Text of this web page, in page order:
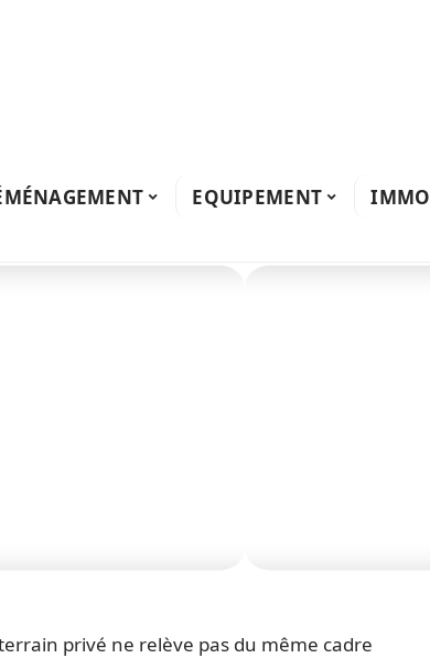
EQUIPEMENT IMMO
privé ne relève pas du même cadre